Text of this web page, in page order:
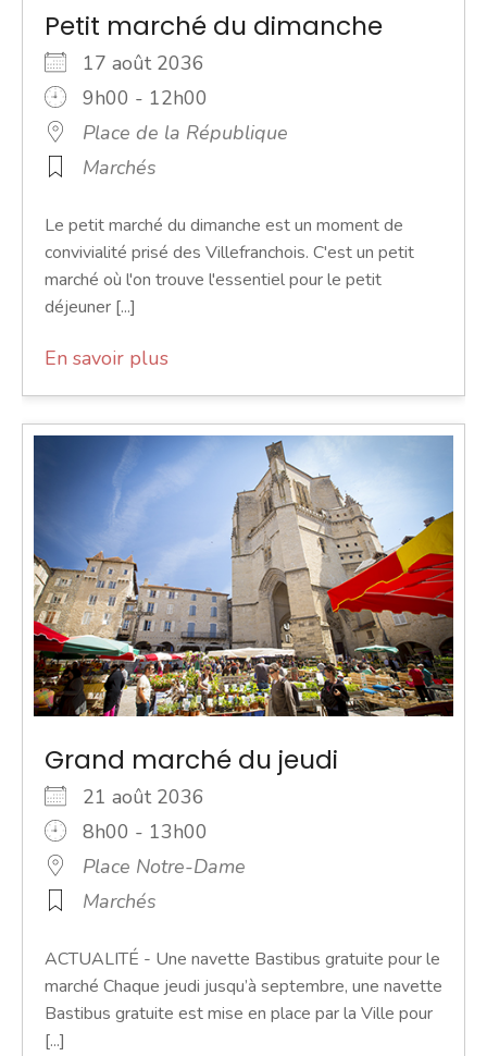
Petit marché du dimanche
17 août 2036
9h00 - 12h00
Place de la République
Marchés
Le petit marché du dimanche est un moment de
convivialité prisé des Villefranchois. C'est un petit
marché où l'on trouve l'essentiel pour le petit
déjeuner [...]
En savoir plus
Grand marché du jeudi
21 août 2036
8h00 - 13h00
Place Notre-Dame
Marchés
ACTUALITÉ - Une navette Bastibus gratuite pour le
marché Chaque jeudi jusqu’à septembre, une navette
Bastibus gratuite est mise en place par la Ville pour
[...]